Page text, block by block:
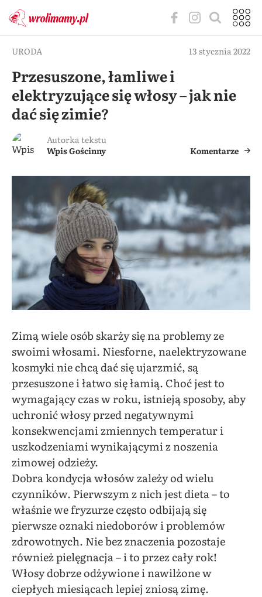
URODA 13 stycznia 2022
Przesuszone, łamliwe i
elektryzujące się włosy – jak nie
dać się zimie?
Autorka tekstu
Wpis Gościnny
Komentarze
Zimą wiele osób skarży się na problemy ze
swoimi włosami. Niesforne, naelektryzowane
kosmyki nie chcą dać się ujarzmić, są
przesuszone i łatwo się łamią. Choć jest to
wymagający czas w roku, istnieją sposoby, aby
uchronić włosy przed negatywnymi
konsekwencjami zmiennych temperatur i
uszkodzeniami wynikającymi z noszenia
zimowej odzieży.
Dobra kondycja włosów zależy od wielu
czynników. Pierwszym z nich jest dieta – to
właśnie we fryzurze często odbijają się
pierwsze oznaki niedoborów i problemów
zdrowotnych. Nie bez znaczenia pozostaje
również pielęgnacja – i to przez cały rok!
Włosy dobrze odżywione i nawilżone w
ciepłych miesiącach lepiej zniosą zimę.